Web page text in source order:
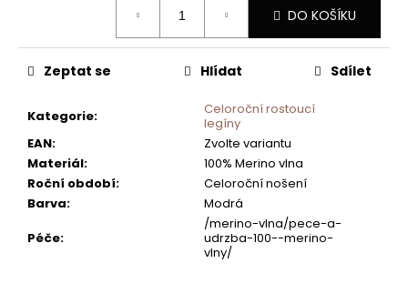
DO KOŠÍKU
Kategorie:
Celoroční rostoucí
legíny
EAN:
Zvolte variantu
Materiál:
100% Merino vlna
Roční období:
Celoroční nošení
Barva:
Modrá
Péče:
/merino-vlna/pece-a-
udrzba-100--merino-
vlny/
Zeptat se Hlídat Sdílet